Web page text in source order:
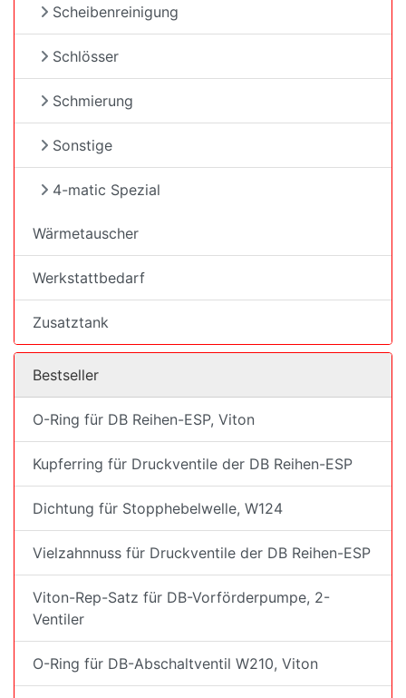
Scheibenreinigung
Schlösser
Schmierung
Sonstige
4-matic Spezial
Wärmetauscher
Werkstattbedarf
Zusatztank
Bestseller
O-Ring für DB Reihen-ESP, Viton
Kupferring für Druckventile der DB Reihen-ESP
Dichtung für Stopphebelwelle, W124
Vielzahnnuss für Druckventile der DB Reihen-ESP
Viton-Rep-Satz für DB-Vorförderpumpe, 2-
Ventiler
O-Ring für DB-Abschaltventil W210, Viton